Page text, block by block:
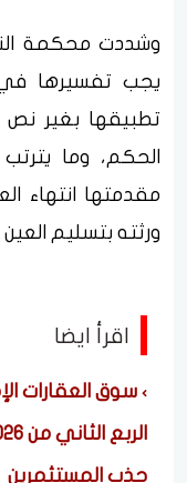
وشددت محكمة
يجب تفسيرها
تطبيقها بغير
الحكم، وما
مقدمتها انتهاء
ورثته بتسليم
اقرأ ايضا
سوق العقارات
جذب المستثمرين